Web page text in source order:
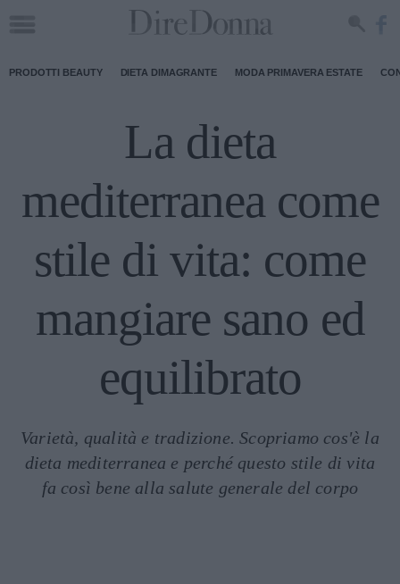
PRODOTTI BEAUTY DIETA DIMAGRANTE MODA PRIMAVERA ESTATE
La dieta
mediterranea come
stile di vita: come
mangiare sano ed
equilibrato
Varietà, qualità e tradizione. Scopriamo cos'è la
dieta mediterranea e perché questo stile di vita
fa così bene alla salute generale del corpo